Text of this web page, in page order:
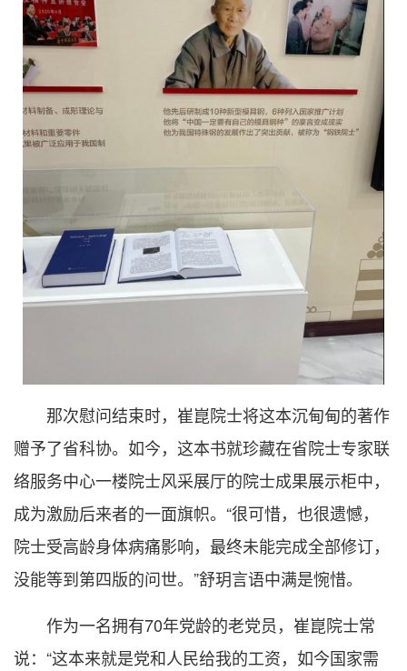
那次慰问结束时，崔崑院士将这本沉甸甸的著作
赠予了省科协。如今，这本书就珍藏在省院士专家联
络服务中心一楼院士风采展厅的院士成果展示柜中，
成为激励后来者的一面旗帜。“很可惜，也很遗憾，
院士受高龄身体病痛影响，最终未能完成全部修订，
没能等到第四版的问世。”舒玥言语中满是惋惜。
作为一名拥有70年党龄的老党员，崔崑院士常
说：“这本来就是党和人民给我的工资，如今国家需